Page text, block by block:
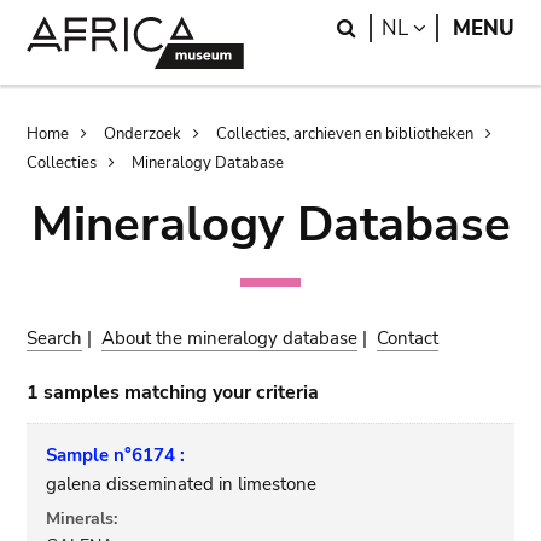
Search
NL LANGUAGE
MENU
Breadcrumb
Home Onderzoek
Collecties, archieven en bibliotheken
Collecties
Mineralogy Database
Mineralogy Database
Search |About the mineralogy database | Contact
1 samples matching your criteria
Sample n°6174 :
galena disseminated in limestone
Minerals: